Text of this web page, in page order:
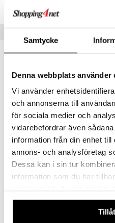
Samtycke
Denna webbplats använder
Vi använder
och annonserna till
för sociala medier och
vidarebefordrar även
information från din enhet
annons- och analysföretag
Dessa kan i sin tur
information som du har
våra cookies vid fortsatt
World Cup Pullo 550 ml Sininen
FIFA